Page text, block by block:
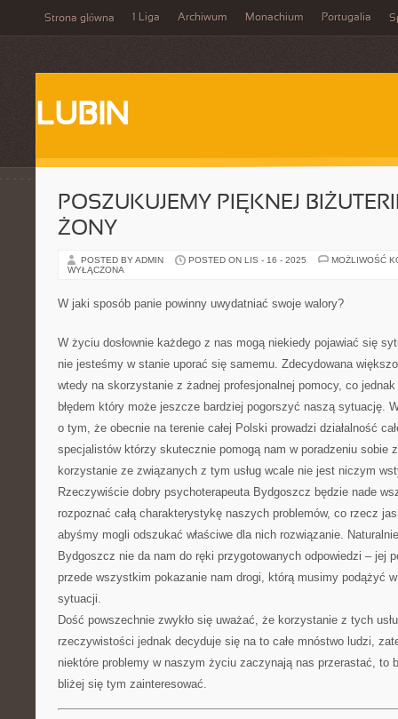
Strona główna 1 Liga Archiwum Monachium Portugalia
LUBIN
POSZUKUJEMY PIĘKNEJ
ŻONY
POSTED BY ADMIN POSTED ON LIS - 16 - 2025
MOŻLIWOŚĆ
WYŁĄCZONA
W jaki sposób panie powinny uwydatniać swoje walory?
W życiu dosłownie każdego z nas mogą niekiedy pojawiać się
nie jesteśmy w stanie uporać się samemu. Zdecydowana
wtedy na skorzystanie z żadnej profesjonalnej pomocy, co
błędem który może jeszcze bardziej pogorszyć naszą sytuację.
o tym, że obecnie na terenie całej Polski prowadzi działalność
specjalistów którzy skutecznie pomogą nam w poradzeniu sobie
korzystanie ze związanych z tym usług wcale nie jest niczym
Rzeczywiście dobry psychoterapeuta Bydgoszcz będzie nade
rozpoznać całą charakterystykę naszych problemów, co rzecz
abyśmy mogli odszukać właściwe dla nich rozwiązanie.
Bydgoszcz nie da nam do ręki przygotowanych odpowiedzi – jej
przede wszystkim pokazanie nam drogi, którą musimy podążyć
sytuacji.
Dość powszechnie zwykło się uważać, że korzystanie z tych
rzeczywistości jednak decyduje się na to całe mnóstwo ludzi,
niektóre problemy w naszym życiu zaczynają nas przerastać, to
bliżej się tym zainteresować.